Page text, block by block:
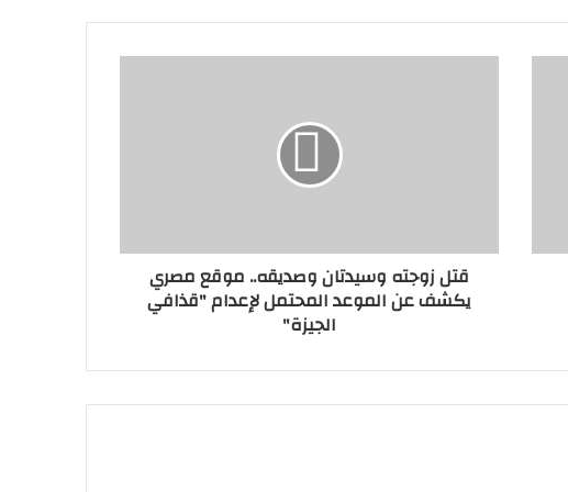
قتل زوجته وسيدتان وصديقه.. موقع مصري
يكشف عن الموعد المحتمل لإعدام "قذافي
الجيزة"